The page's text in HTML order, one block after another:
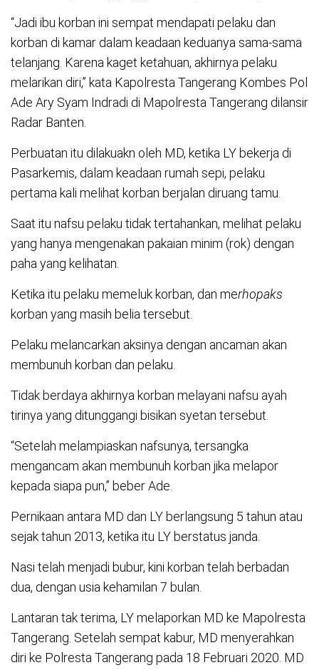
“Jadi ibu korban ini sempat mendapati pelaku dan
korban di kamar dalam keadaan keduanya sama-sama
telanjang. Karena kaget ketahuan, akhirnya pelaku
melarikan diri,” kata Kapolresta Tangerang Kombes Pol
Ade Ary Syam Indradi di Mapolresta Tangerang dilansir
Radar Banten.
Perbuatan itu dilakuakn oleh MD, ketika LY bekerja di
Pasarkemis, dalam keadaan rumah sepi, pelaku
pertama kali melihat korban berjalan diruang tamu.
Saat itu nafsu pelaku tidak tertahankan, melihat pelaku
yang hanya mengenakan pakaian minim (rok) dengan
paha yang kelihatan.
Ketika itu pelaku memeluk korban, dan merhopaks
korban yang masih belia tersebut.
Pelaku melancarkan aksinya dengan ancaman akan
membunuh korban dan pelaku.
Tidak berdaya akhirnya korban melayani nafsu ayah
tirinya yang ditunggangi bisikan syetan tersebut.
“Setelah melampiaskan nafsunya, tersangka
mengancam akan membunuh korban jika melapor
kepada siapa pun,” beber Ade.
Pernikaan antara MD dan LY berlangsung 5 tahun atau
sejak tahun 2013, ketika itu LY berstatus janda.
Nasi telah menjadi bubur, kini korban telah berbadan
dua, dengan usia kehamilan 7 bulan.
Lantaran tak terima, LY melaporkan MD ke Mapolresta
Tangerang. Setelah sempat kabur, MD menyerahkan
diri ke Polresta Tangerang pada 18 Februari 2020. MD